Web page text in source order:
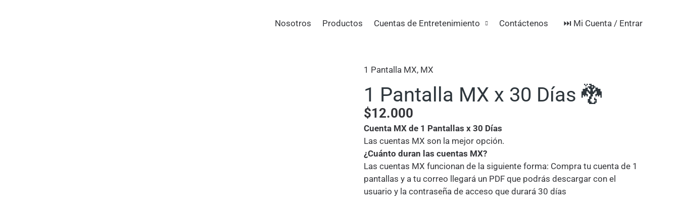
Nosotros Productos Cuentas de Entretenimiento Contáctenos ⏭️ Mi Cuenta / Entrar
1 Pantalla MX, MX
1 Pantalla MX x 30 Días 🐉
$12.000
Cuenta MX de 1 Pantallas x 30 Días
Las cuentas MX son la mejor opción.
¿Cuánto duran las cuentas MX?
Las cuentas MX funcionan de la siguiente forma: Compra tu cuenta de 1
pantallas y a tu correo llegará un PDF que podrás descargar con el
usuario y la contraseña de acceso que durará 30 días